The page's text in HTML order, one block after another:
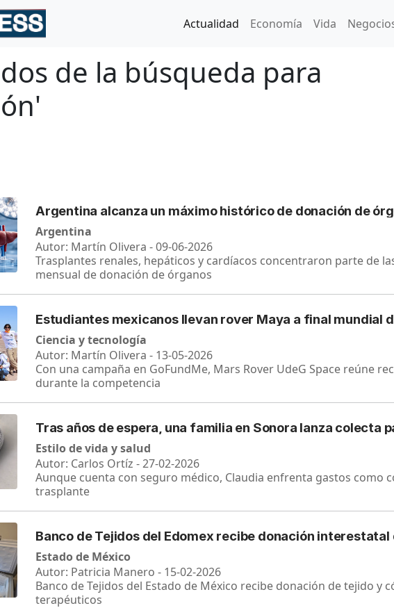
Actualidad Economía Vida
de la búsqueda para
Argentina alcanza un máximo histórico de donación de
Argentina
Autor: Martín Olivera - 09-06-2026
Trasplantes renales, hepáticos y cardíacos concentraron parte de
mensual de donación de órganos
Estudiantes mexicanos llevan rover Maya a final mundial
Ciencia y tecnología
Autor: Martín Olivera - 13-05-2026
Con una campaña en GoFundMe, Mars Rover UdeG Space reúne
durante la competencia
Tras años de espera, una familia en Sonora lanza colecta
Estilo de vida y salud
Autor: Carlos Ortíz - 27-02-2026
Aunque cuenta con seguro médico, Claudia enfrenta gastos como
trasplante
Banco de Tejidos del Edomex recibe donación
Estado de México
Autor: Patricia Manero - 15-02-2026
Banco de Tejidos del Estado de México recibe donación de tejido y
terapéuticos